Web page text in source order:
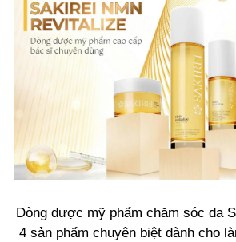
Dòng dược mỹ phẩm chăm sóc da
4 sản phẩm chuyên biệt dành cho